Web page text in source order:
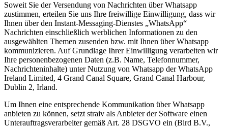
Soweit Sie der Versendung von Nachrichten über Whatsapp
zustimmen, erteilen Sie uns Ihre freiwillige Einwilligung, dass wir
Ihnen über den Instant-Messaging-Dienstes „WhatsApp“
Nachrichten einschließlich werblichen Informationen zu den
ausgewählten Themen zusenden bzw. mit Ihnen über Whatsapp
kommunizieren. Auf Grundlage Ihrer Einwilligung verarbeiten wir
Ihre personenbezogenen Daten (z.B. Name, Telefonnummer,
Nachrichteninhalte) unter Nutzung von Whatsapp der WhatsApp
Ireland Limited, 4 Grand Canal Square, Grand Canal Harbour,
Dublin 2, Irland.
Um Ihnen eine entsprechende Kommunikation über Whatsapp
anbieten zu können, setzt straiv als Anbieter der Software einen
Unterauftragsverarbeiter gemäß Art. 28 DSGVO ein (Bird B.V.,